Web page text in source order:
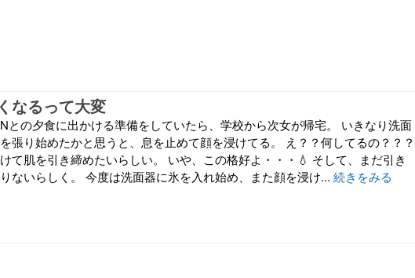
なるって大変
との夕食に出かける準備をしていたら、学校から次女が帰宅。 いきなり洗面
張り始めたかと思うと、息を止めて顔を浸けてる。 え？？何してるの？？？
て肌を引き締めたいらしい。 いや、この格好よ・・・💧 そして、まだ引き
ないらしく。 今度は洗面器に氷を入れ始め、また顔を浸け... 続きをみる